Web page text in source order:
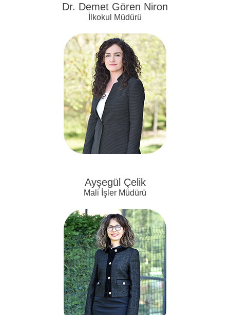
Dr. Demet Gören Niron
İlkokul Müdürü
Ayşegül Çelik
Mali İşler Müdürü